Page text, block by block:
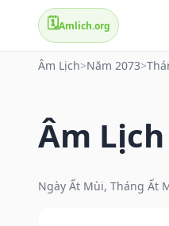
🗓️Amlich.org
Âm Lịch>Năm 2073>
Âm
Ngày Ất Mùi, Tháng Ất